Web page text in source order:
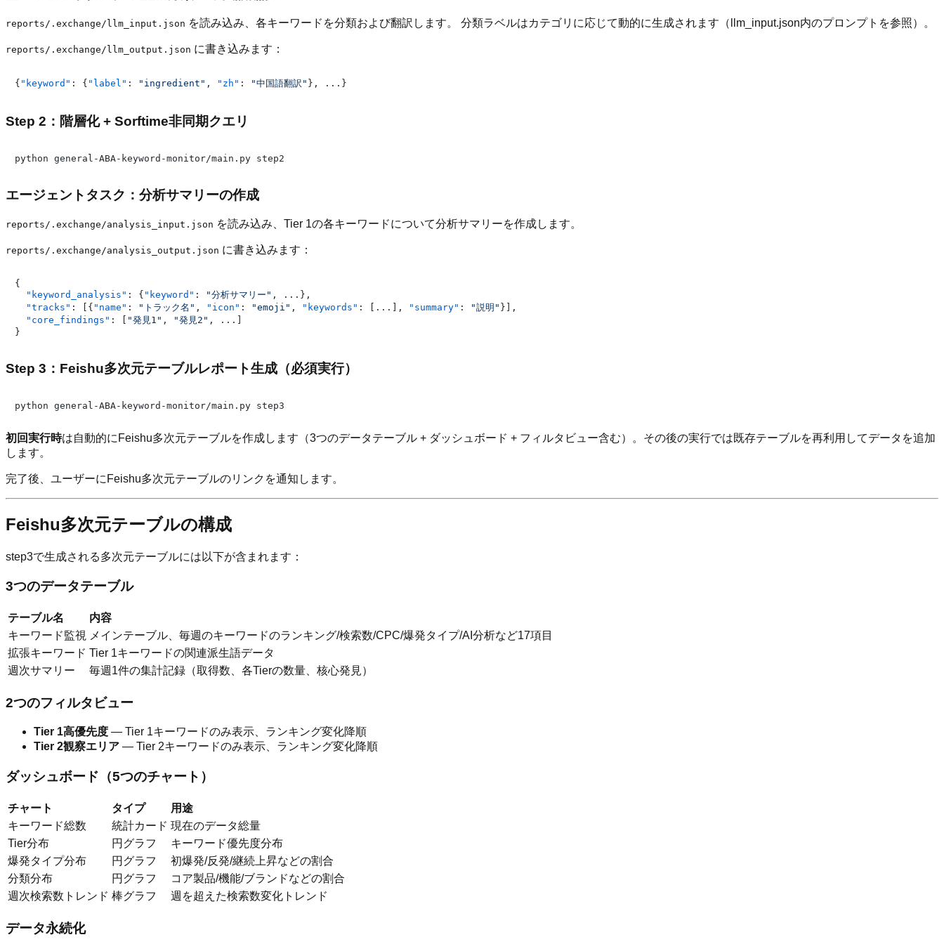
reports/.exchange/llm_input.json を読み込み、各キーワードを分類および翻訳します。 分類ラベルはカテゴリに応じて動的に生成されます（llm_input.json内のプロンプトを参照）。
reports/.exchange/llm_output.json に書き込みます：
{ "keyword" : { "label" : "ingredient" , "zh" : "中国語翻訳" } , ... }
Step 2：階層化 + Sorftime非同期クエリ
エージェントタスク：分析サマリーの作成
reports/.exchange/analysis_input.json を読み込み、Tier 1の各キーワードについて分析サマリーを作成します。
reports/.exchange/analysis_output.json に書き込みます：
{
"keyword_analysis" : { "keyword" : "分析サマリー" , ... } ,
"tracks" : { "name" : "トラック名" , "icon" : "emoji" , "keywords" : ... , "summary" : "説明" }
,
"core_findings" : "発見1" , "発見2" , ...
}
Step 3：Feishu多次元テーブルレポート生成（必須実行）
初回実行時は自動的にFeishu多次元テーブルを作成します（3つのデータテーブル + ダッシュボード + フィルタビュー含む）。その後の実行では既存テーブルを再利用してデータを追加
します。
完了後、ユーザーにFeishu多次元テーブルのリンクを通知します。
Feishu多次元テーブルの構成
step3で生成される多次元テーブルには以下が含まれます：
3つのデータテーブル
テーブル名
内容
キーワード監視 メインテーブル、毎週のキーワードのランキング/検索数/CPC/爆発タイプ/AI分析など17項目
拡張キーワード Tier 1キーワードの関連派生語データ
週次サマリー
毎週1件の集計記録（取得数、各Tierの数量、核心発見）
2つのフィルタビュー
Tier 1高優先度 — Tier 1キーワードのみ表示、ランキング変化降順
Tier 2観察エリア — Tier 2キーワードのみ表示、ランキング変化降順
ダッシュボード（5つのチャート）
チャート タイプ
用途
キーワード総数
統計カード 現在のデータ総量
Tier分布
円グラフ
キーワード優先度分布
爆発タイプ分布
円グラフ
初爆発/反発/継続上昇などの割合
分類分布
円グラフ
コア製品/機能/ブランドなどの割合
週次検索数トレンド 棒グラフ 週を超えた検索数変化トレンド
データ永続化